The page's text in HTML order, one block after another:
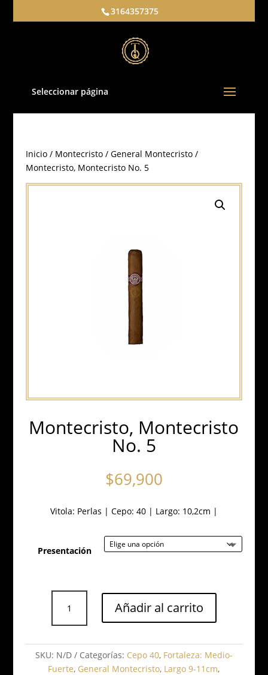
3164357375
Seleccionar página
Inicio/ Montecristo/ General Montecristo/
Montecristo, Montecristo No. 5
Montecristo, Montecristo
No. 5
$69,900
Vitola: Perlas | Cepo: 40 | Largo: 10,2cm |
Presentación
Montecristo
No.
cantidad
Añadir al carrito
SKU: N/D Categorías: Cepo 40, Fortaleza: Medio-
Fuerte, General Montecristo, Largo 9-11cm,